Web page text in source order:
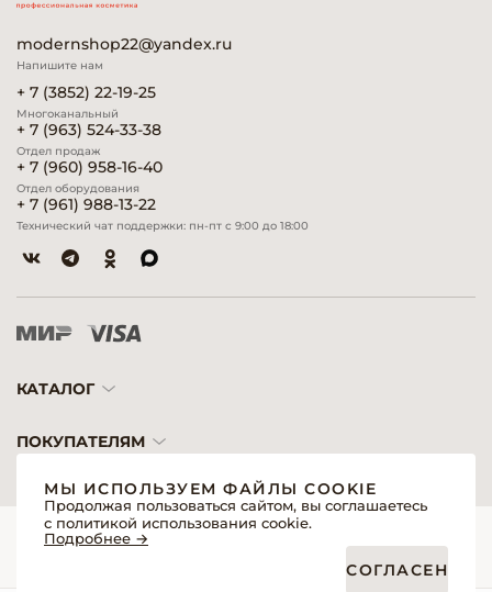
modernshop22@yandex.ru
Напишите нам
+ 7 (3852) 22-19-25
Многоканальный
+ 7 (963) 524-33-38
Отдел продаж
+ 7 (960) 958-16-40
Отдел оборудования
+ 7 (961) 988-13-22
Технический чат поддержки: пн-пт с 9:00 до 18:00
КАТАЛОГ
ПОКУПАТЕЛЯМ
© 2026 «Модерн»— Косметика и оборудование для профессионалов
Создание сайтов
МЫ ИСПОЛЬЗУЕМ ФАЙЛЫ COOKIE
Продолжая пользоваться сайтом, вы соглашаетесь
с политикой использования cookie.
Подробнее →
СОГЛАСЕН